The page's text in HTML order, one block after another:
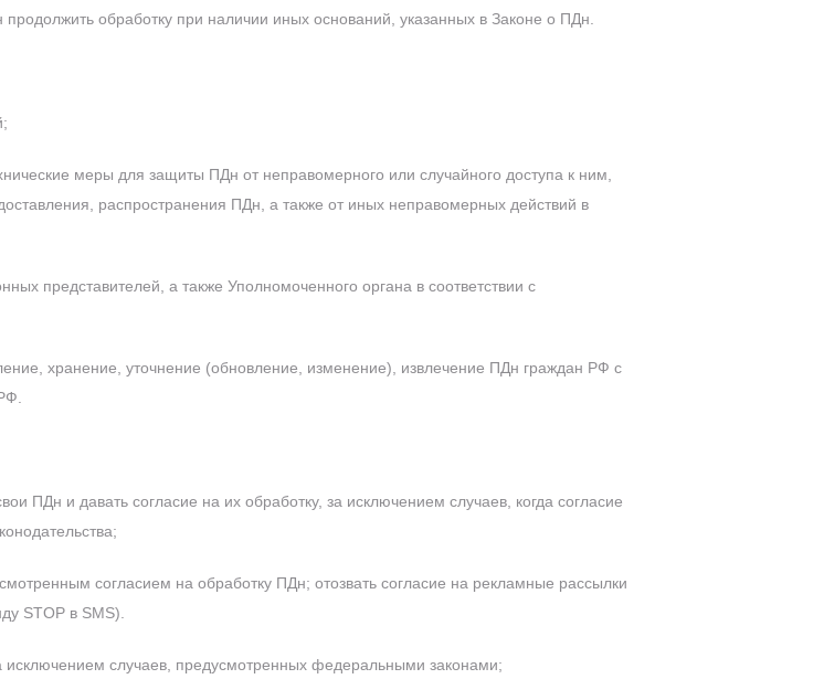
обработку при наличии иных оснований, указанных в Законе о ПДн.
меры для защиты ПДн от неправомерного или случайного доступа к ним,
распространения ПДн, а также от иных неправомерных действий в
представителей, а также Уполномоченного органа в соответствии с
хранение, уточнение (обновление, изменение), извлечение ПДн граждан РФ с
ПДн и давать согласие на их обработку, за исключением случаев, когда согласие
согласием на обработку ПДн; отозвать согласие на рекламные рассылки
STOP в SMS).
случаев, предусмотренных федеральными законами;